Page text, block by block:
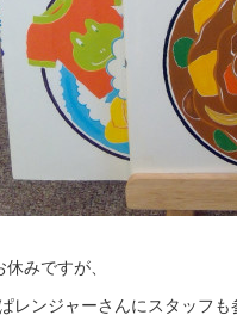
みですが、
レンジャーさんにスタッフも